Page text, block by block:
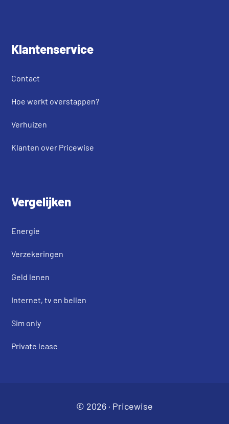
Klantenservice
Contact
Hoe werkt overstappen?
Verhuizen
Klanten over Pricewise
Vergelijken
Energie
Verzekeringen
Geld lenen
Internet, tv en bellen
Sim only
Private lease
© 2026 · Pricewise